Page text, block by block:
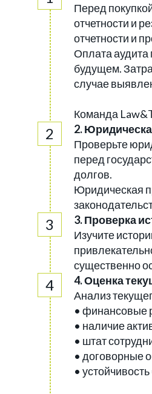
Перед
отчетности и
отчетности и
Оплата аудита
будущем.
случае
Команда
2.
Проверьте
перед
долгов.
Юридическая
3. Проверка
Изучите
существенно
4. Оценка
Анализ
• финансовые
• наличие
• штат
• договорные
•